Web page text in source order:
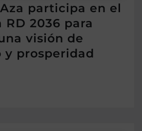
participa en el
RD 2036 para
visión de
y prosperidad